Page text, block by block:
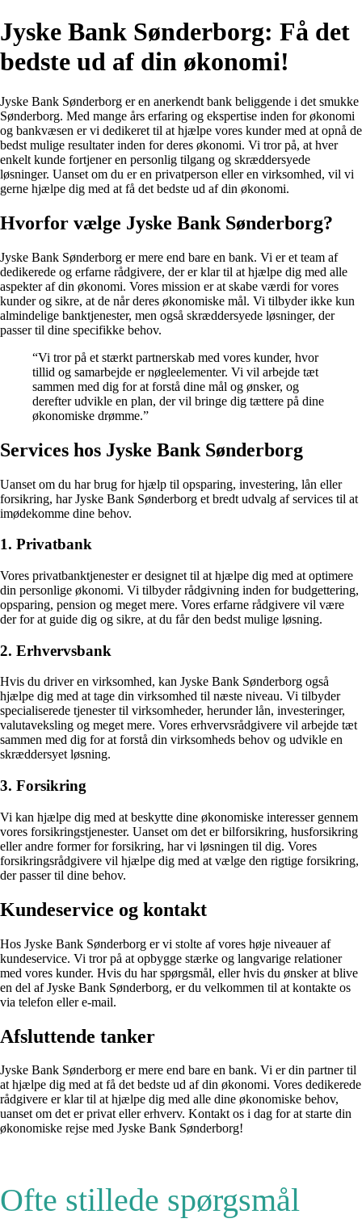
Jyske Bank Sønderborg: Få det
bedste ud af din økonomi!
Jyske Bank Sønderborg er en anerkendt bank beliggende i det smukke
Sønderborg. Med mange års erfaring og ekspertise inden for økonomi
og bankvæsen er vi dedikeret til at hjælpe vores kunder med at opnå de
bedst mulige resultater inden for deres økonomi. Vi tror på, at hver
enkelt kunde fortjener en personlig tilgang og skræddersyede
løsninger. Uanset om du er en privatperson eller en virksomhed, vil vi
gerne hjælpe dig med at få det bedste ud af din økonomi.
Hvorfor vælge Jyske Bank Sønderborg?
Jyske Bank Sønderborg er mere end bare en bank. Vi er et team af
dedikerede og erfarne rådgivere, der er klar til at hjælpe dig med alle
aspekter af din økonomi. Vores mission er at skabe værdi for vores
kunder og sikre, at de når deres økonomiske mål. Vi tilbyder ikke kun
almindelige banktjenester, men også skræddersyede løsninger, der
passer til dine specifikke behov.
“Vi tror på et stærkt partnerskab med vores kunder, hvor
tillid og samarbejde er nøgleelementer. Vi vil arbejde tæt
sammen med dig for at forstå dine mål og ønsker, og
derefter udvikle en plan, der vil bringe dig tættere på dine
økonomiske drømme.”
Services hos Jyske Bank Sønderborg
Uanset om du har brug for hjælp til opsparing, investering, lån eller
forsikring, har Jyske Bank Sønderborg et bredt udvalg af services til at
imødekomme dine behov.
1. Privatbank
Vores privatbanktjenester er designet til at hjælpe dig med at optimere
din personlige økonomi. Vi tilbyder rådgivning inden for budgettering,
opsparing, pension og meget mere. Vores erfarne rådgivere vil være
der for at guide dig og sikre, at du får den bedst mulige løsning.
2. Erhvervsbank
Hvis du driver en virksomhed, kan Jyske Bank Sønderborg også
hjælpe dig med at tage din virksomhed til næste niveau. Vi tilbyder
specialiserede tjenester til virksomheder, herunder lån, investeringer,
valutaveksling og meget mere. Vores erhvervsrådgivere vil arbejde tæt
sammen med dig for at forstå din virksomheds behov og udvikle en
skræddersyet løsning.
3. Forsikring
Vi kan hjælpe dig med at beskytte dine økonomiske interesser gennem
vores forsikringstjenester. Uanset om det er bilforsikring, husforsikring
eller andre former for forsikring, har vi løsningen til dig. Vores
forsikringsrådgivere vil hjælpe dig med at vælge den rigtige forsikring,
der passer til dine behov.
Kundeservice og kontakt
Hos Jyske Bank Sønderborg er vi stolte af vores høje niveauer af
kundeservice. Vi tror på at opbygge stærke og langvarige relationer
med vores kunder. Hvis du har spørgsmål, eller hvis du ønsker at blive
en del af Jyske Bank Sønderborg, er du velkommen til at kontakte os
via telefon eller e-mail.
Afsluttende tanker
Jyske Bank Sønderborg er mere end bare en bank. Vi er din partner til
at hjælpe dig med at få det bedste ud af din økonomi. Vores dedikerede
rådgivere er klar til at hjælpe dig med alle dine økonomiske behov,
uanset om det er privat eller erhverv. Kontakt os i dag for at starte din
økonomiske rejse med Jyske Bank Sønderborg!
Ofte stillede spørgsmål